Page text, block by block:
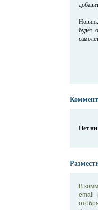
будет
Нет
В
email